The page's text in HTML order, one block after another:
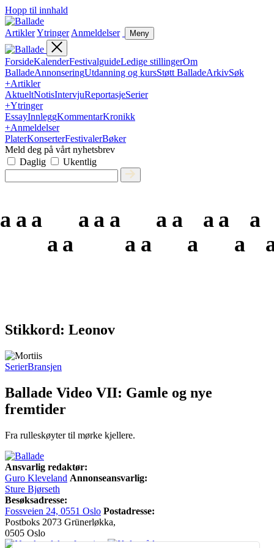
Hopp til innhald
ArtiklerYtringer Anmeldelser Meny
ForsideKalenderFestivalguideLedige stillingerOm
BalladeAnnonseringUtdanning og kursStøtt BalladeArkivSøk
+Artikler
AktueltNotisIntervjuReportasjeSerier
+Ytringer
EssayInnleggKommentarKronikk
+Anmeldelser
PlaterKonserterFestivalerBøker
Meld deg på vårt nyhetsbrev
Daglig
Ukentlig
a a a
a a
a a a
a a
a
a
a a
a
a
Stikkord: Leonov
SerierBransjen
Ballade Video VII: Gamle og nye
fremtider
Fra rulleskøyter til mørke kjellere.
Ansvarlig redaktør:
Guro Kleveland Annonseansvarlig:
Sture Bjørseth
Besøksadresse:
Fossveien 24, 0551 Oslo Postadresse:
Postboks 2073 Grünerløkka,
0505 Oslo